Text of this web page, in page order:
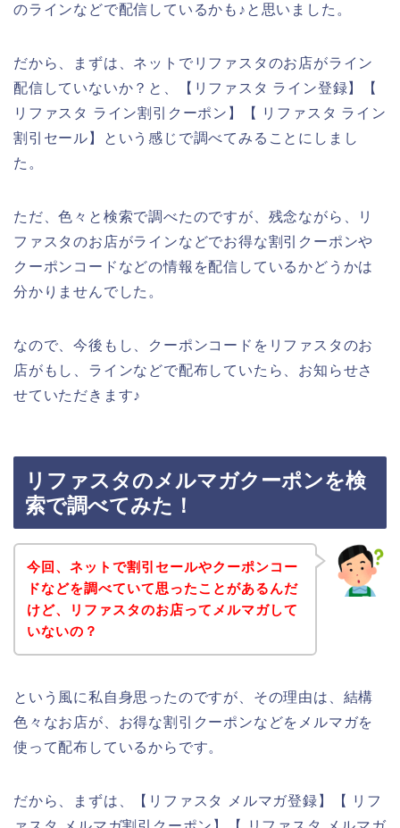
のラインなどで配信しているかも♪と思いました。
だから、まずは、ネットでリファスタのお店がライン
配信していないか？と、【リファスタ ライン登録】【
リファスタ ライン割引クーポン】【 リファスタ ライン
割引セール】という感じで調べてみることにしまし
た。
ただ、色々と検索で調べたのですが、残念ながら、リ
ファスタのお店がラインなどでお得な割引クーポンや
クーポンコードなどの情報を配信しているかどうかは
分かりませんでした。
なので、今後もし、クーポンコードをリファスタのお
店がもし、ラインなどで配布していたら、お知らせさ
せていただきます♪
リファスタのメルマガクーポンを検
索で調べてみた！
今回、ネットで割引セールやクーポンコー
ドなどを調べていて思ったことがあるんだ
けど、リファスタのお店ってメルマガして
いないの？
という風に私自身思ったのですが、その理由は、結構
色々なお店が、お得な割引クーポンなどをメルマガを
使って配布しているからです。
だから、まずは、【リファスタ メルマガ登録】【 リフ